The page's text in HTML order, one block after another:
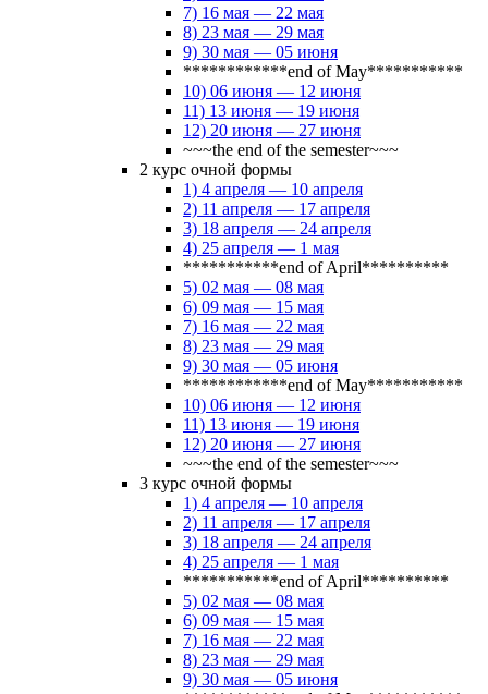
7) 16 мая — 22 мая
8) 23 мая — 29 мая
9) 30 мая — 05 июня
************end of May***********
10) 06 июня — 12 июня
11) 13 июня — 19 июня
12) 20 июня — 27 июня
~~~the end of the semester~~~
2 курс очной формы
1) 4 апреля — 10 апреля
2) 11 апреля — 17 апреля
3) 18 апреля — 24 апреля
4) 25 апреля — 1 мая
***********end of April**********
5) 02 мая — 08 мая
6) 09 мая — 15 мая
7) 16 мая — 22 мая
8) 23 мая — 29 мая
9) 30 мая — 05 июня
************end of May***********
10) 06 июня — 12 июня
11) 13 июня — 19 июня
12) 20 июня — 27 июня
~~~the end of the semester~~~
3 курс очной формы
1) 4 апреля — 10 апреля
2) 11 апреля — 17 апреля
3) 18 апреля — 24 апреля
4) 25 апреля — 1 мая
***********end of April**********
5) 02 мая — 08 мая
6) 09 мая — 15 мая
7) 16 мая — 22 мая
8) 23 мая — 29 мая
9) 30 мая — 05 июня